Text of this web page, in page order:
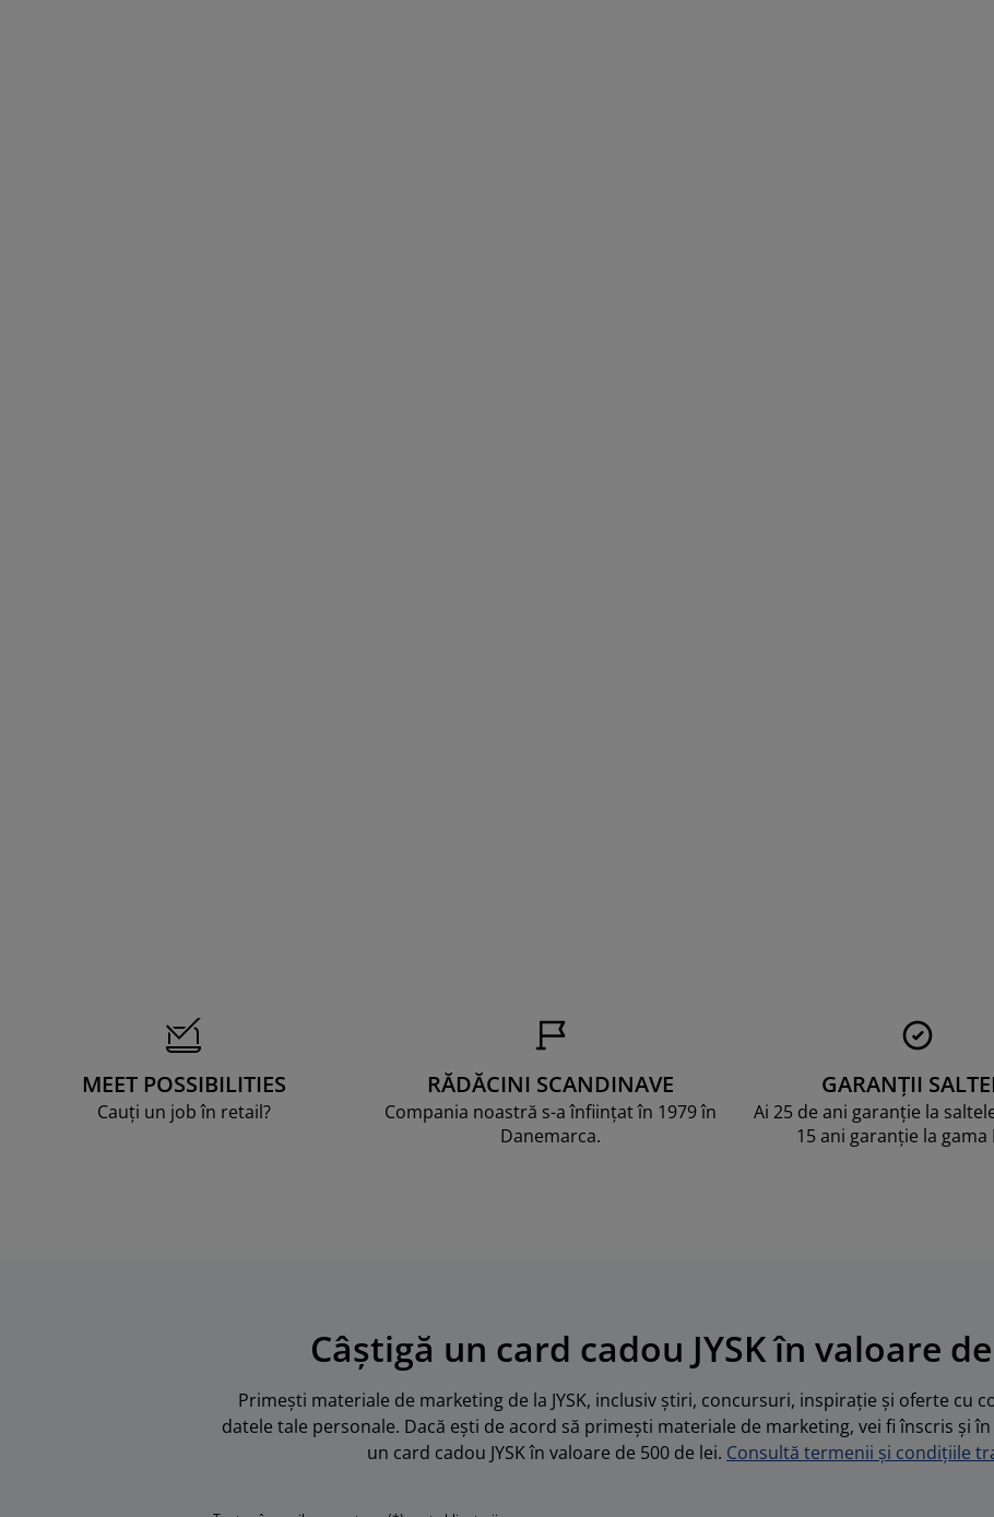
MEET POSSIBILITIES
Cauți un job în retail?
RĂDĂCINI SCANDINAVE
Compania noastră s-a înființat în 1979 în
Danemarca.
GARANȚII
Ai 25 de ani garanție la
15 ani garanție la gama
Câștigă un card cadou JYSK în valoare
Primești materiale de marketing de la JYSK, inclusiv știri, concursuri, inspirație și oferte cu
datele tale personale. Dacă ești de acord să primești materiale de marketing, vei fi înscris și
un card cadou JYSK în valoare de 500 de lei. Consultă termenii și condițiile